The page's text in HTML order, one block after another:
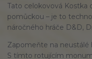
Tato celokovová Kostka
pomůckou – je to
náročného hráče D&D,
Zapomeňte na neustálé
S tímto rotujícím